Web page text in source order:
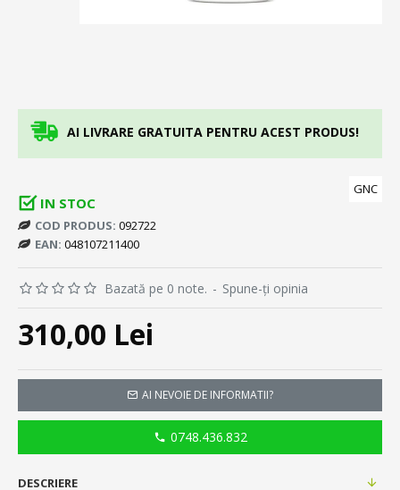
AI LIVRARE GRATUITA PENTRU ACEST PRODUS!
IN STOC
COD PRODUS: 092722
EAN: 048107211400
GNC
Bazată pe 0 note. - Spune-ţi opinia
310,00 Lei
AI NEVOIE DE INFORMATII?
0748.436.832
DESCRIERE